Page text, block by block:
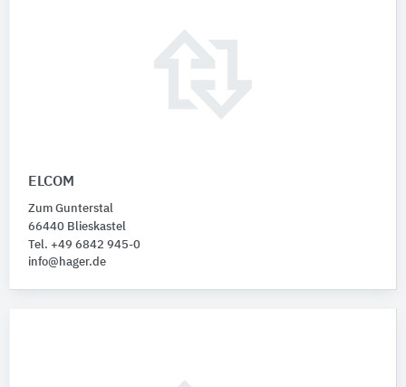
ELCOM
Zum Gunterstal
66440 Blieskastel
Tel. +49 6842 945-0
info@hager.de